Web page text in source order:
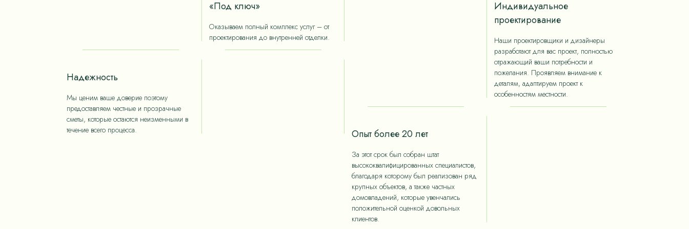
«Под ключ»
Оказываем полный комплекс услуг – от
проектирования до внутренней отделки.
Надежность
Мы ценим ваше доверие поэтому
предоставляем честные и прозрачные
сметы, которые остаются неизменными в
течение всего процесса.
Индивидуальное
проектирование
Наши проектировщики и дизайнеры
разработают для вас проект, полностью
отражающий ваши потребности и
пожелания. Проявляем внимание к
деталям, адаптируем проект к
особенностям местности.
Опыт более 20 лет
За этот срок был собран штат
высококвалифицированных специалистов,
благодаря которому был реализован ряд
крупных объектов, а также частных
домовладений, которые увенчались
положительной оценкой довольных
клиентов.